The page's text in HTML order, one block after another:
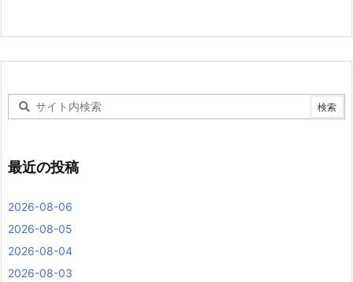
最近の投稿
2026-08-06
2026-08-05
2026-08-04
2026-08-03